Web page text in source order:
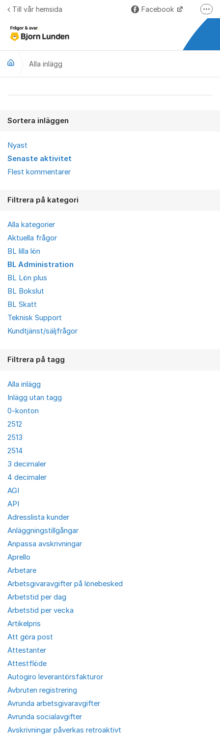
Hoppa till innehåll
Till vår hemsida Facebook
Alla inlägg
Sortera inläggen
Nyast
Senaste aktivitet
Flest kommentarer
Filtrera på kategori
Alla kategorier
Aktuella frågor
BL lilla lön
BL Administration
BL Lön plus
BL Bokslut
BL Skatt
Teknisk Support
Kundtjänst/säljfrågor
Filtrera på tagg
Alla inlägg
Inlägg utan tagg
0-konton
2512
2513
2514
3 decimaler
4 decimaler
AGI
API
Adresslista kunder
Anläggningstillgångar
Anpassa avskrivningar
Aprello
Arbetare
Arbetsgivaravgifter på lönebesked
Arbetstid per dag
Arbetstid per vecka
Artikelpris
Att göra post
Attestanter
Attestflöde
Autogiro leverantörsfakturor
Avbruten registrering
Avrunda arbetsgivaravgifter
Avrunda socialavgifter
Avskrivningar påverkas retroaktivt